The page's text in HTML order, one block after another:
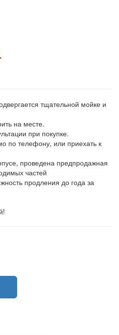
тщательной мойке и
на месте.
при покупке.
по телефону, или приехать к
проведена предпродажная
частей
продления до года за